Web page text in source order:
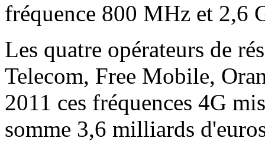
fréquence 800 MHz et 2,6
Les quatre opérateurs de
Telecom, Free Mobile,
2011 ces fréquences 4G
somme 3,6 milliards